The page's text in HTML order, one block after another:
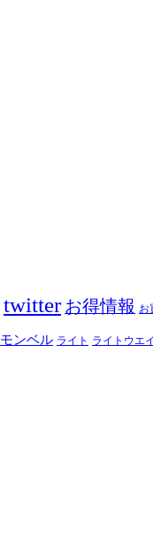
twitter お得情報 お
モンベル ライト ライトウエ